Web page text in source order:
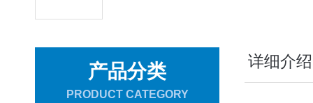
产品分类
PRODUCT CATEGORY
详细介绍